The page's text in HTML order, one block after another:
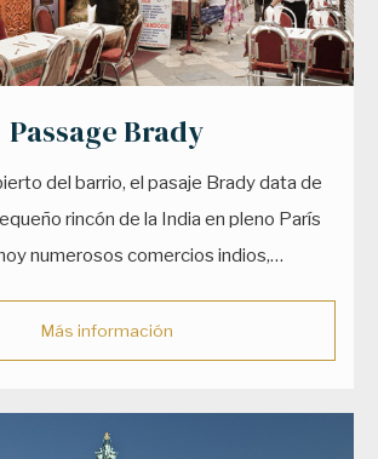
Passage Brady
del barrio, el pasaje Brady data de
rincón de la India en pleno París
numerosos comercios indios,…
Más información